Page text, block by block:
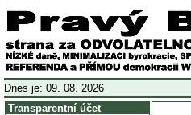
Dnes je: 09. 08. 2026
Transparentní účet